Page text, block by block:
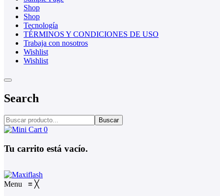
Shop
Shop
Tecnología
TÉRMINOS Y CONDICIONES DE USO
Trabaja con nosotros
Wishlist
Wishlist
Search
Buscar
0
Tu carrito está vacío.
Menu ≡ ╳